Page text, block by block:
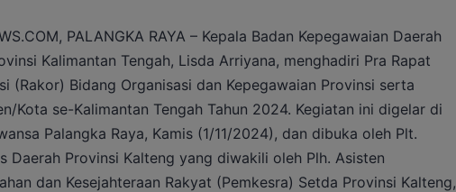
PALANGKA RAYA – Kepala Badan Kepegawaian Daerah
Kalimantan Tengah, Lisda Arriyana, menghadiri Pra Rapat
(Rakor) Bidang Organisasi dan Kepegawaian Provinsi serta
Kota se-Kalimantan Tengah Tahun 2024. Kegiatan ini digelar di
Palangka Raya, Kamis (1/11/2024), dan dibuka oleh Plt.
Daerah Provinsi Kalteng yang diwakili oleh Plh. Asisten
dan Kesejahteraan Rakyat (Pemkesra) Setda Provinsi Kalteng,